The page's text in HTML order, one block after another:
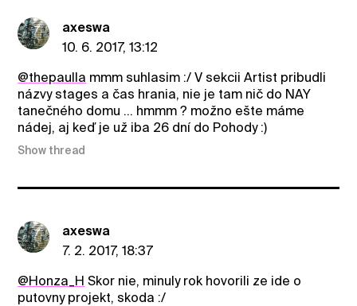
axeswa
10. 6. 2017, 13:12
@thepaulla mmm suhlasim :/ V sekcii Artist pribudli
názvy stages a čas hrania, nie je tam nič do NAY
tanečného domu ... hmmm ? možno ešte máme
nádej, aj keď je už iba 26 dní do Pohody :)
Show thread
axeswa
7. 2. 2017, 18:37
@Honza_H Skor nie, minuly rok hovorili ze ide o
putovny projekt, skoda :/